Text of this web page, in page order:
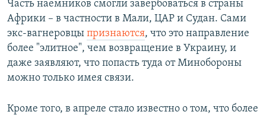
Часть наемников смогли завербоваться в страны
Африки – в частности в Мали, ЦАР и Судан. Сами
экс-вагнеровцы признаются, что это направление
более "элитное", чем возвращение в Украину, и
даже заявляют, что попасть туда от Минобороны
можно только имея связи.
Кроме того, в апреле стало известно о том, что более